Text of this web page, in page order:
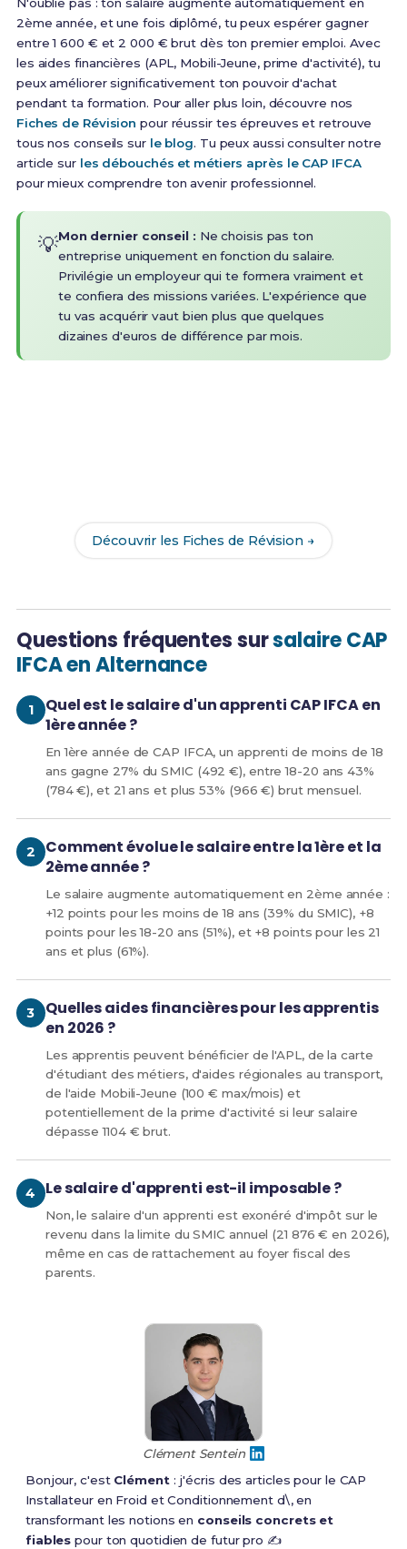
N'oublie pas : ton salaire augmente automatiquement en
2ème année, et une fois diplômé, tu peux espérer gagner
entre 1 600 € et 2 000 € brut dès ton premier emploi. Avec
les aides financières (APL, Mobili-Jeune, prime d'activité), tu
peux améliorer significativement ton pouvoir d'achat
pendant ta formation. Pour aller plus loin, découvre nos
Fiches de Révision pour réussir tes épreuves et retrouve
tous nos conseils sur le blog. Tu peux aussi consulter notre
article sur les débouchés et métiers après le CAP IFCA
pour mieux comprendre ton avenir professionnel.
💡Mon dernier conseil : Ne choisis pas ton
entreprise uniquement en fonction du salaire.
Privilégie un employeur qui te formera vraiment et
te confiera des missions variées. L'expérience que
tu vas acquérir vaut bien plus que quelques
dizaines d'euros de différence par mois.
Découvrir les Fiches de Révision →
Questions fréquentes sursalaire CAP
IFCA en Alternance
Quel est le salaire d'un apprenti CAP IFCA en
1ère année ?
En 1ère année de CAP IFCA, un apprenti de moins de 18
ans gagne 27% du SMIC (492 €), entre 18-20 ans 43%
(784 €), et 21 ans et plus 53% (966 €) brut mensuel.
Comment évolue le salaire entre la 1ère et la
2ème année ?
Le salaire augmente automatiquement en 2ème année :
+12 points pour les moins de 18 ans (39% du SMIC), +8
points pour les 18-20 ans (51%), et +8 points pour les 21
ans et plus (61%).
Quelles aides financières pour les apprentis
en 2026 ?
Les apprentis peuvent bénéficier de l'APL, de la carte
d'étudiant des métiers, d'aides régionales au transport,
de l'aide Mobili-Jeune (100 € max/mois) et
potentiellement de la prime d'activité si leur salaire
dépasse 1104 € brut.
Le salaire d'apprenti est-il imposable ?
Non, le salaire d'un apprenti est exonéré d'impôt sur le
revenu dans la limite du SMIC annuel (21 876 € en 2026),
même en cas de rattachement au foyer fiscal des
parents.
Clément Sentein
Bonjour, c'est Clément: j'écris des articles pour le CAP
Installateur en Froid et Conditionnement d\, en
transformant les notions en conseils concrets et
fiables pour ton quotidien de futur pro ✍️